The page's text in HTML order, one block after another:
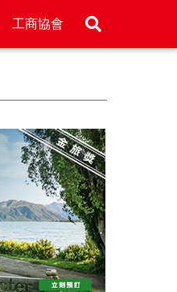
工商協會